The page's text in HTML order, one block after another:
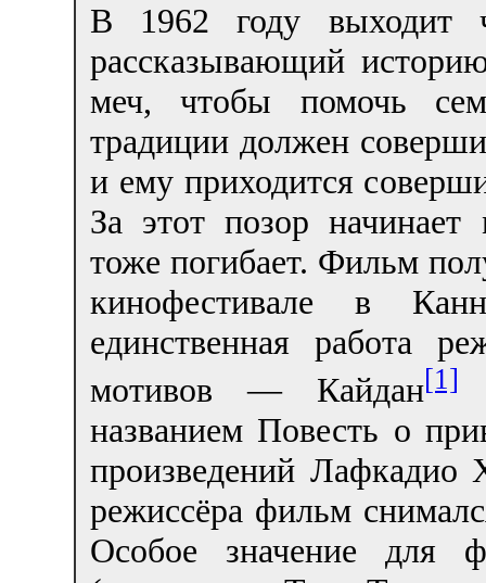
В 1962 году выходит
рассказывающий
меч, чтобы помочь
традиции должен
и ему приходится
За этот позор начинает
тоже погибает. Фильм
кинофестивале в
единственная работа
мотивов — Кайдан[1]
названием Повесть о
произведений Лафкадио
режиссёра фильм
Особое значение для